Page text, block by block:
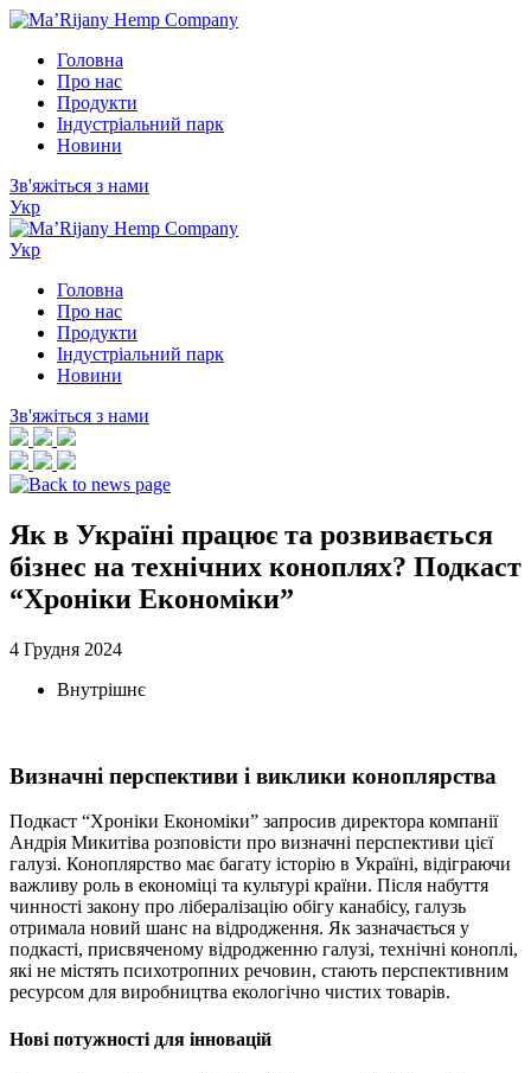
Перейти
контентуГоловна
Про нас
Продукти
Індустріальний парк
Новини
Зв'яжіться з нами
Укр
Укр
Головна
Про нас
Продукти
Індустріальний парк
Новини
Зв'яжіться з нами
Як в Україні працює та розвивається
бізнес на технічних коноплях? Подкаст
“Хроніки Економіки”
4 Грудня 2024
Внутрішнє
Визначні перспективи і виклики коноплярства
Подкаст “Хроніки Економіки” запросив директора компанії
Андрія Микитіва розповісти про визначні перспективи цієї
галузі. Коноплярство має багату історію в Україні, відіграючи
важливу роль в економіці та культурі країни. Після набуття
чинності закону про лібералізацію обігу канабісу, галузь
отримала новий шанс на відродження. Як зазначається у
подкасті, присвяченому відродженню галузі, технічні коноплі,
які не містять психотропних речовин, стають перспективним
ресурсом для виробництва екологічно чистих товарів.
Нові потужності для інновацій